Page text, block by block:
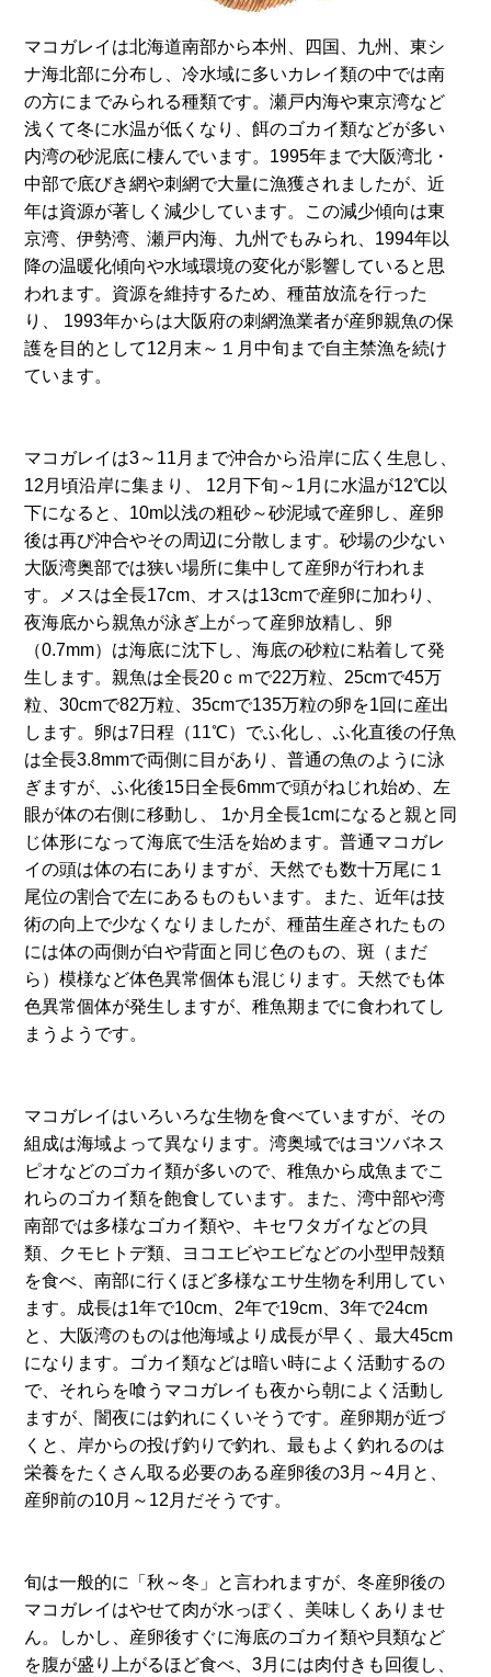
マコガレイは北海道南部から本州、四国、九州、東シ
ナ海北部に分布し、冷水域に多いカレイ類の中では南
の方にまでみられる種類です。瀬戸内海や東京湾など
浅くて冬に水温が低くなり、餌のゴカイ類などが多い
内湾の砂泥底に棲んでいます。1995年まで大阪湾北・
中部で底びき網や刺網で大量に漁獲されましたが、近
年は資源が著しく減少しています。この減少傾向は東
京湾、伊勢湾、瀬戸内海、九州でもみられ、1994年以
降の温暖化傾向や水域環境の変化が影響していると思
われます。資源を維持するため、種苗放流を行った
り、 1993年からは大阪府の刺網漁業者が産卵親魚の保
護を目的として12月末～１月中旬まで自主禁漁を続け
ています。
マコガレイは3～11月まで沖合から沿岸に広く生息し、
12月頃沿岸に集まり、 12月下旬～1月に水温が12℃以
下になると、10m以浅の粗砂～砂泥域で産卵し、産卵
後は再び沖合やその周辺に分散します。砂場の少ない
大阪湾奥部では狭い場所に集中して産卵が行われま
す。メスは全長17cm、オスは13cmで産卵に加わり、
夜海底から親魚が泳ぎ上がって産卵放精し、卵
（0.7mm）は海底に沈下し、海底の砂粒に粘着して発
生します。親魚は全長20ｃｍで22万粒、25cmで45万
粒、30cmで82万粒、35cmで135万粒の卵を1回に産出
します。卵は7日程（11℃）でふ化し、ふ化直後の仔魚
は全長3.8mmで両側に目があり、普通の魚のように泳
ぎますが、ふ化後15日全長6mmで頭がねじれ始め、左
眼が体の右側に移動し、 1か月全長1cmになると親と同
じ体形になって海底で生活を始めます。普通マコガレ
イの頭は体の右にありますが、天然でも数十万尾に１
尾位の割合で左にあるものもいます。また、近年は技
術の向上で少なくなりましたが、種苗生産されたもの
には体の両側が白や背面と同じ色のもの、斑（まだ
ら）模様など体色異常個体も混じります。天然でも体
色異常個体が発生しますが、稚魚期までに食われてし
まうようです。
マコガレイはいろいろな生物を食べていますが、その
組成は海域よって異なります。湾奥域ではヨツバネス
ピオなどのゴカイ類が多いので、稚魚から成魚までこ
れらのゴカイ類を飽食しています。また、湾中部や湾
南部では多様なゴカイ類や、キセワタガイなどの貝
類、クモヒトデ類、ヨコエビやエビなどの小型甲殻類
を食べ、南部に行くほど多様なエサ生物を利用してい
ます。成長は1年で10cm、2年で19cm、3年で24cm
と、大阪湾のものは他海域より成長が早く、最大45cm
になります。ゴカイ類などは暗い時によく活動するの
で、それらを喰うマコガレイも夜から朝によく活動し
ますが、闇夜には釣れにくいそうです。産卵期が近づ
くと、岸からの投げ釣りで釣れ、最もよく釣れるのは
栄養をたくさん取る必要のある産卵後の3月～4月と、
産卵前の10月～12月だそうです。
旬は一般的に「秋～冬」と言われますが、冬産卵後の
マコガレイはやせて肉が水っぽく、美味しくありませ
ん。しかし、産卵後すぐに海底のゴカイ類や貝類など
を腹が盛り上がるほど食べ、3月には肉付きも回復し、